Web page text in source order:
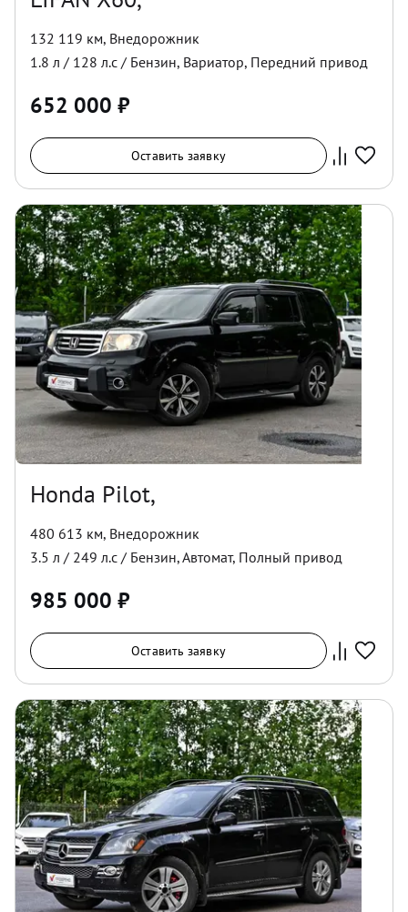
132 119 км, Внедорожник
1.8 л / 128 л.с / Бензин, Вариатор, Передний привод
652 000 ₽
Оставить заявку
Honda Pilot,
480 613 км, Внедорожник
3.5 л / 249 л.с / Бензин,Автомат, Полный привод
985 000 ₽
Оставить заявку